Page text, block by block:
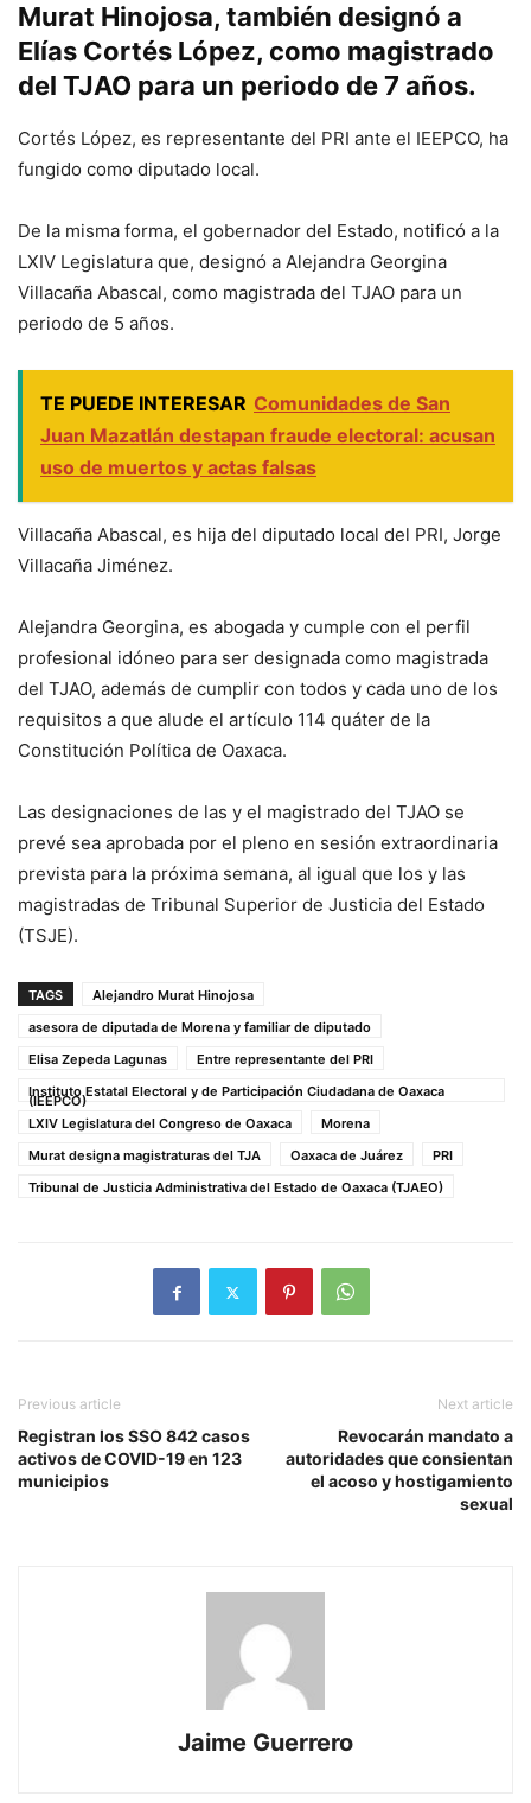
Murat Hinojosa, también designó a
Elías Cortés López, como magistrado
del TJAO para un periodo de 7 años.
Cortés López, es representante del PRI ante el IEEPCO, ha
fungido como diputado local.
De la misma forma, el gobernador del Estado, notificó a la
LXIV Legislatura que, designó a Alejandra Georgina
Villacaña Abascal, como magistrada del TJAO para un
periodo de 5 años.
TE PUEDE INTERESAR Comunidades de San
Juan Mazatlán destapan fraude electoral: acusan
uso de muertos y actas falsas
Villacaña Abascal, es hija del diputado local del PRI, Jorge
Villacaña Jiménez.
Alejandra Georgina, es abogada y cumple con el perfil
profesional idóneo para ser designada como magistrada
del TJAO, además de cumplir con todos y cada uno de los
requisitos a que alude el artículo 114 quáter de la
Constitución Política de Oaxaca.
Las designaciones de las y el magistrado del TJAO se
prevé sea aprobada por el pleno en sesión extraordinaria
prevista para la próxima semana, al igual que los y las
magistradas de Tribunal Superior de Justicia del Estado
(TSJE).
TAGS
Alejandro Murat Hinojosa
asesora de diputada de Morena y familiar de diputado
Elisa Zepeda Lagunas
Entre representante del PRI
Instituto Estatal Electoral y de Participación Ciudadana de Oaxaca
(IEEPCO)
LXIV Legislatura del Congreso de Oaxaca
Morena
Murat designa magistraturas del TJA
Oaxaca de Juárez
PRI
Tribunal de Justicia Administrativa del Estado de Oaxaca (TJAEO)
Previous article
Registran los SSO 842 casos
activos de COVID-19 en 123
municipios
Next article
Revocarán mandato a
autoridades que consientan
el acoso y hostigamiento
sexual
Jaime Guerrero